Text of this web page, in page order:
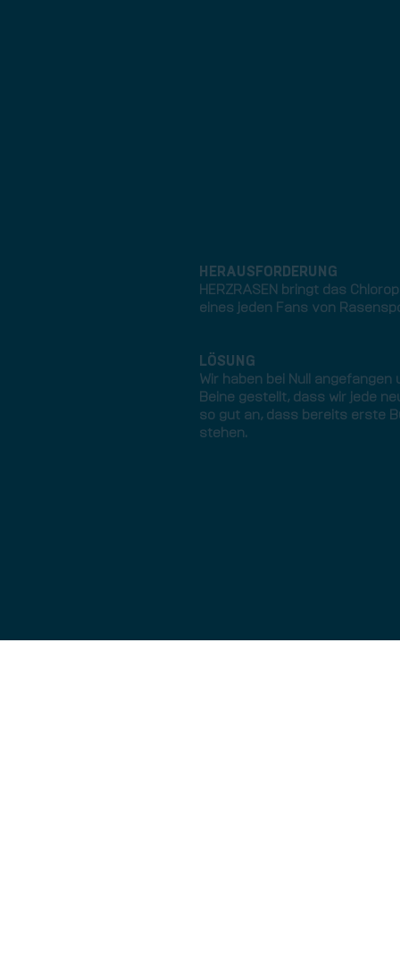
HERAUSFORDERUNG
HERZRASEN bringt das
eines jeden Fans von
LÖSUNG
Wir haben bei Null
Beine gestellt, dass wir jede
so gut an, dass bereits erste
stehen.